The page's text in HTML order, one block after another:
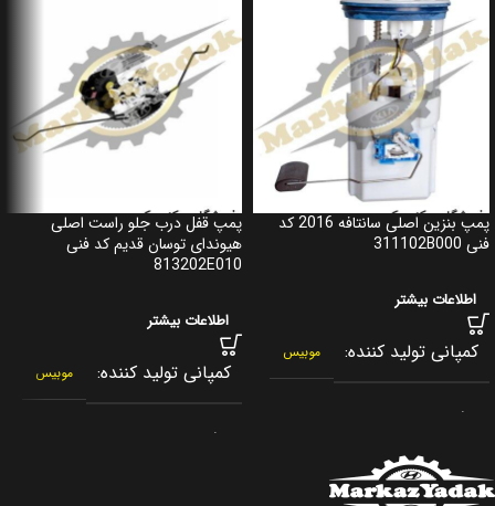
پمپ بنزین اصلی سانتافه 2016 کد
فنی 311102B000
اطلاعات بیشتر
کمپانی تولید کننده موبیس
برند
کشور سازنده کره جنوبی
پمپ قفل درب جلو راست اصلی
هیوندای توسان قدیم کد فنی
813202E010
اطلاعات بیشتر
کمپانی تولید کننده موبیس
برند